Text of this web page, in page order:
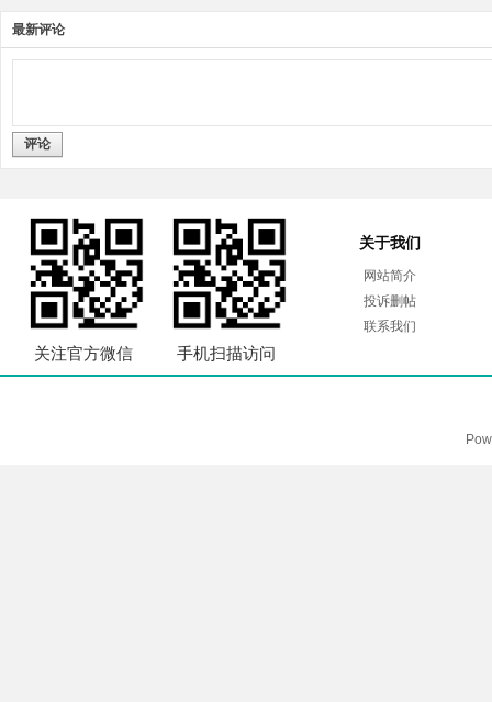
最新评论
评论
关注官方微信 手机扫描访问
关于我们
网站简介
投诉删帖
联系我们